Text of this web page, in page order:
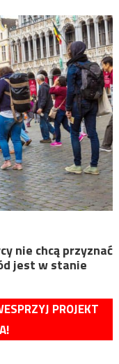
nie chcą przyznać
jest w stanie
PROJEKT